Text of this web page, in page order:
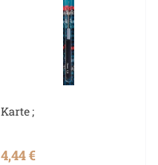
Karte ;
4,44 €